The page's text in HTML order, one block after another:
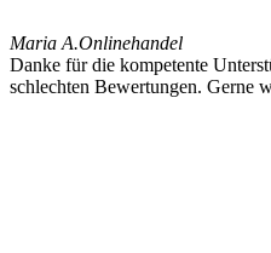
Maria A.Onlinehandel
Danke für die kompetente
schlechten Bewertungen. Gerne